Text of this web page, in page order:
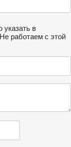
указать в
Не работаем с этой